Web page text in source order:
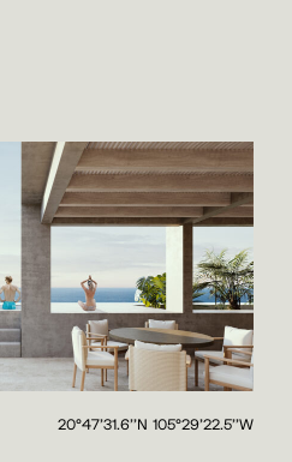
20°47'31.6''N 105°29'22.5''W